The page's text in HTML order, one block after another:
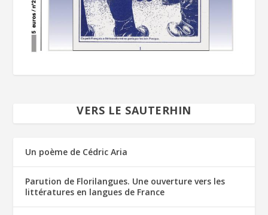
VERS LE SAUTERHIN
Un poème de Cédric Aria
Parution de Florilangues. Une ouverture vers les
littératures en langues de France